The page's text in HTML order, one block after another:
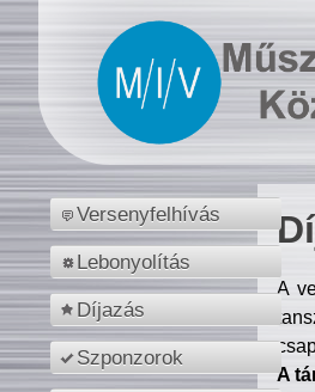
Versenyfelhívás
Lebonyolítás
Díjazás
Szponzorok
A
A